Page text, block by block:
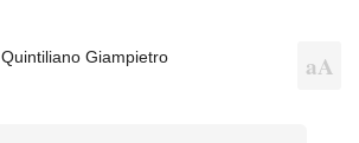
Quintiliano Giampietro